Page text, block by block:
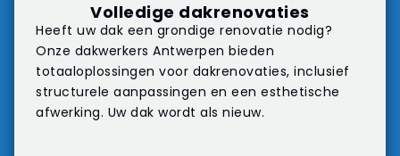
Volledige dakrenovaties
Heeft uw dak een grondige renovatie nodig?
Onze dakwerkers Antwerpen bieden
totaaloplossingen voor dakrenovaties, inclusief
structurele aanpassingen en een esthetische
afwerking. Uw dak wordt als nieuw.